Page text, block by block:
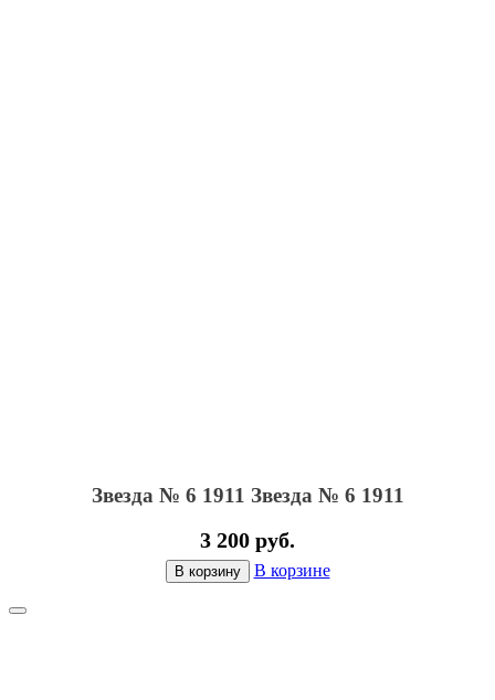
Звезда № 6 1911 Звезда № 6 1911
3 200 руб.
В корзину В корзине